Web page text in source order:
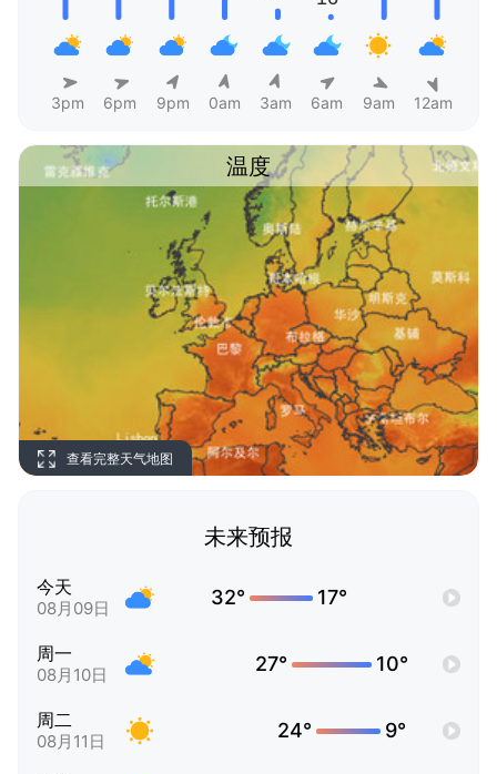
3pm 6pm 9pm 0am 3am 6am 9am 12am
温度
查看完整天气地图
未来预报
今天
08月09日 32° 17°
周一
08月10日 27° 10°
周二
08月11日 24° 9°